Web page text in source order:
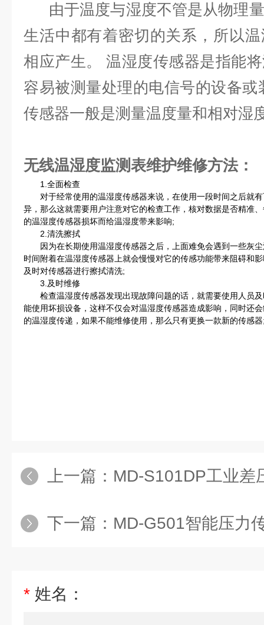
由于温度与湿度不管是从物理
生活中都有着密切的关系，所以
相应产生。 温湿度传感器是指能
容易被测量处理的电信号的设备
传感器一般是测量温度量和相对湿
无线温湿度监测表维护维修方法：
1.全面检查
对于经常使用的温湿度传感器来说，在使用一段时间之后就有
异，那么这就需要用户注意对它的检查工作，核对数据是否精准
的温湿度传感器损坏而给温湿度带来影响;
2.清洗擦拭
因为在长期使用温湿度传感器之后，上面难免会遇到一些灰尘
时间附着在温湿度传感器上就会慢慢对它的传感功能带来阻碍和
及时对传感器进行擦拭清洗;
3.及时维修
检查温湿度传感器发现出现故障问题的话，就需要使用人员及
能使用坏损设备，这样不仅会对温湿度传感器造成影响，同时还
的温湿度传递，如果不能维修使用，那么只有更换一款新的传感
上一篇： MD-S101DP工业差
下一篇： MD-G501智能压力
* 姓名：